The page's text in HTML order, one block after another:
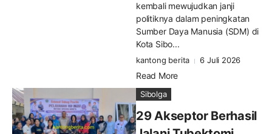
kembali mewujudkan janji
politiknya dalam peningkatan
Sumber Daya Manusia (SDM) di
Kota Sibo...
kantong berita 6 Juli 2026
Read More
Sibolga
29 Akseptor Berhasil